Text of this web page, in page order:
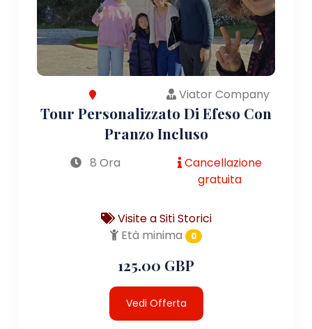
Viator Company
Tour Personalizzato Di Efeso Con
Pranzo Incluso
8 Ora
Cancellazione
gratuita
Visite a Siti Storici
Età minima
0
125.00 GBP
Vedi Offerta